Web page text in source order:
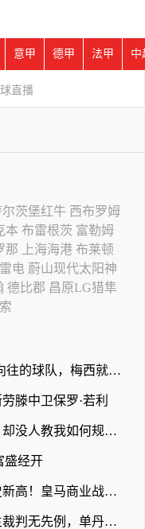
意甲 德甲 法甲 中
直播
尔茨堡红牛 西布罗姆
本 布雷根茨 富勒姆
那 上海海港 布莱顿
电 蔚山现代太阳神
德比郡 昌原LG猎隼
昆滕·廷伯：巴萨是我年少时最向往的球队，梅西就是我的足球信仰
滕中卫保罗·若利
旧将：加盟曼联后站上聚光灯，却没人教我如何规避名利带来的陷阱
盛经开
阿斯报：营收超12亿欧创下历史新高！皇马商业战略取得巨大成功
足球报：俱乐部赛前主张更换主裁判无先例，单丹奥吹罚小心翼翼